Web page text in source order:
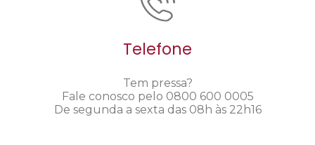
Telefone
Tem pressa?
Fale conosco pelo 0800 600 0005
De segunda a sexta das 08h às 22h16